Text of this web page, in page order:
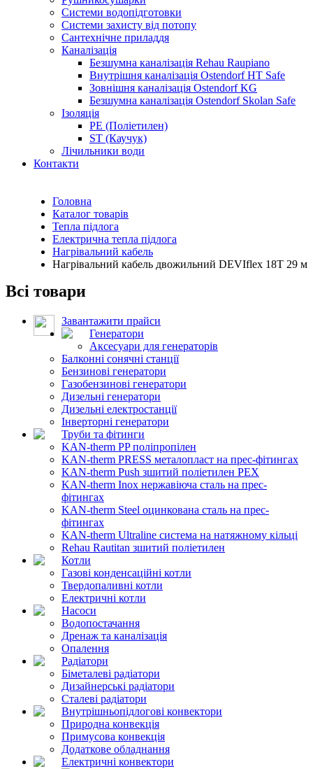
Системи водопідготовки
Системи захисту від потопу
Сантехнічне приладдя
Каналізація
Безшумна каналізація Rehau Raupiano
Внутрішня каналізація Ostendorf HT Safe
Зовнішня каналізація Ostendorf KG
Безшумна каналізація Ostendorf Skolan Safe
Ізоляція
PE (Поліетилен)
ST (Каучук)
Лічильники води
Контакти
Головна
Каталог товарів
Тепла підлога
Електрична тепла підлога
Нагрівальний кабель
Нагрівальний кабель двожильний DEVIflex 18T 29 м
Всі товари
Завантажити прайси
Генератори
Аксесуари для генераторів
Балконні сонячні станції
Бензинові генератори
Газобензинові генератори
Дизельні генератори
Дизельні електростанції
Інверторні генератори
Труби та фітинги
KAN-therm PP поліпропілен
KAN-therm PRESS металопласт на прес-фітингах
KAN-therm Push зшитий поліетилен PEX
KAN-therm Inox нержавіюча сталь на прес-
фітингах
KAN-therm Steel оцинкована сталь на прес-
фітингах
KAN-therm Ultraline система на натяжному кільці
Rehau Rautitan зшитий поліетилен
Котли
Газові конденсаційні котли
Твердопаливні котли
Електричні котли
Насоси
Водопостачання
Дренаж та каналізація
Опалення
Радіатори
Біметалеві радіатори
Дизайнерські радіатори
Сталеві радіатори
Внутрішньопідлогові конвектори
Природна конвекція
Примусова конвекція
Додаткове обладнання
Електричні конвектори